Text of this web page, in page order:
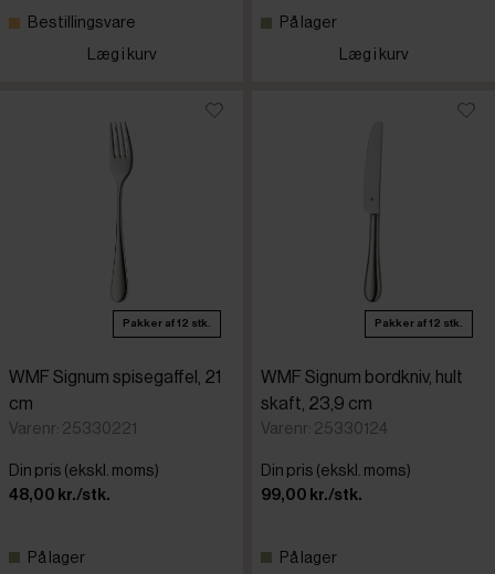
Bestillingsvare
Læg i kurv
På lager
Læg i kurv
Pakker af 12 stk.
WMF Signum spisegaffel, 21
cm
Varenr: 25330221
Din pris (ekskl. moms)
48,00 kr./stk.
På lager
Pakker af 12 stk.
WMF Signum bordkniv, hult
skaft, 23,9 cm
Varenr: 25330124
Din pris (ekskl. moms)
99,00 kr./stk.
På lager